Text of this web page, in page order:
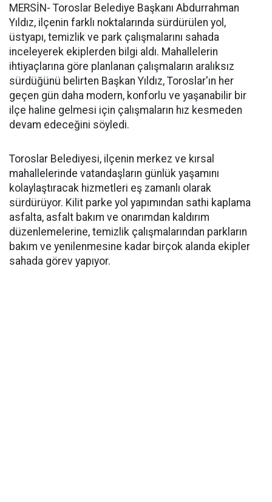
MERSİN- Toroslar Belediye Başkanı Abdurrahman
Yıldız, ilçenin farklı noktalarında sürdürülen yol,
üstyapı, temizlik ve park çalışmalarını sahada
inceleyerek ekiplerden bilgi aldı. Mahallelerin
ihtiyaçlarına göre planlanan çalışmaların aralıksız
sürdüğünü belirten Başkan Yıldız, Toroslar'ın her
geçen gün daha modern, konforlu ve yaşanabilir bir
ilçe haline gelmesi için çalışmaların hız kesmeden
devam edeceğini söyledi.
Toroslar Belediyesi, ilçenin merkez ve kırsal
mahallelerinde vatandaşların günlük yaşamını
kolaylaştıracak hizmetleri eş zamanlı olarak
sürdürüyor. Kilit parke yol yapımından sathi kaplama
asfalta, asfalt bakım ve onarımdan kaldırım
düzenlemelerine, temizlik çalışmalarından parkların
bakım ve yenilenmesine kadar birçok alanda ekipler
sahada görev yapıyor.